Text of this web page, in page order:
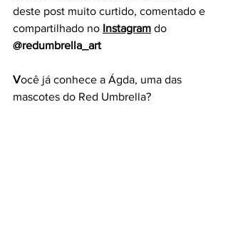
deste post muito curtido, comentado e
compartilhado no Instagram do
@redumbrella_art
Você já conhece a Ágda, uma das
mascotes do Red Umbrella?